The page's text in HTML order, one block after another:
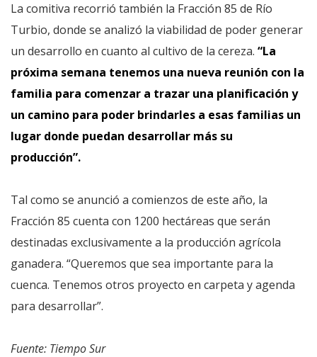
La comitiva recorrió también la Fracción 85 de Río
Turbio, donde se analizó la viabilidad de poder generar
un desarrollo en cuanto al cultivo de la cereza. “La
próxima semana tenemos una nueva reunión con la
familia para comenzar a trazar una planificación y
un camino para poder brindarles a esas familias un
lugar donde puedan desarrollar más su
producción”.
Tal como se anunció a comienzos de este año, la
Fracción 85 cuenta con 1200 hectáreas que serán
destinadas exclusivamente a la producción agrícola
ganadera. “Queremos que sea importante para la
cuenca. Tenemos otros proyecto en carpeta y agenda
para desarrollar”.
Fuente: Tiempo Sur